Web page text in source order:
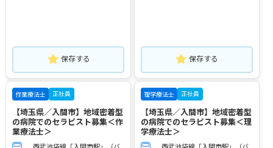
保存する 保存する
作業療法士 正社員
【埼玉県／入間市】地域密着型
の病院でのセラピスト募集＜作
業療法士＞
理学療法士 正社員
【埼玉県／入間市】地域密着型
の病院でのセラピスト募集＜理
学療法士＞